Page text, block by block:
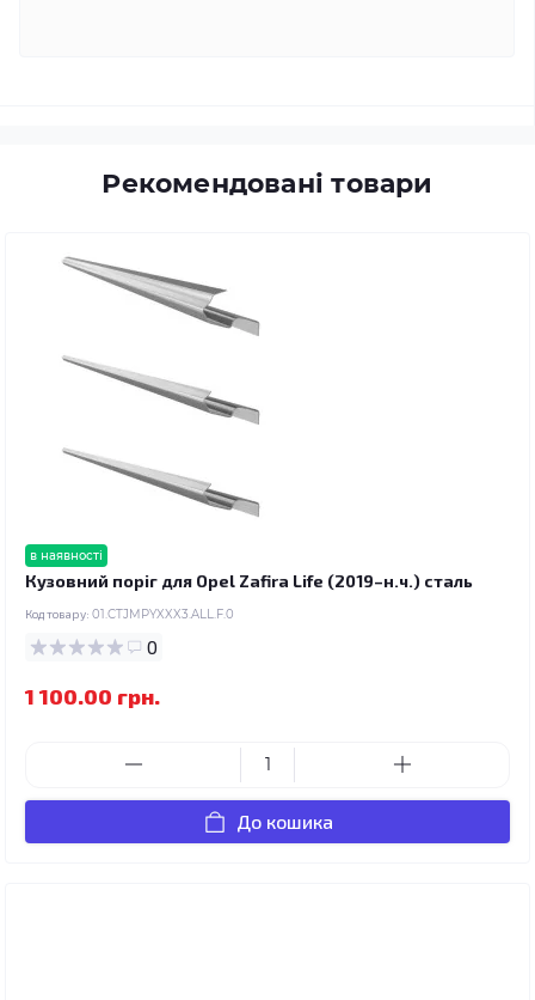
Рекомендовані товари
в наявності
Кузовний поріг для Opel Zafira Life (2019–н.ч.) сталь
Код товару: 01.CTJMPYXXX3.ALL.F.0
0
1 100.00 грн.
До кошика